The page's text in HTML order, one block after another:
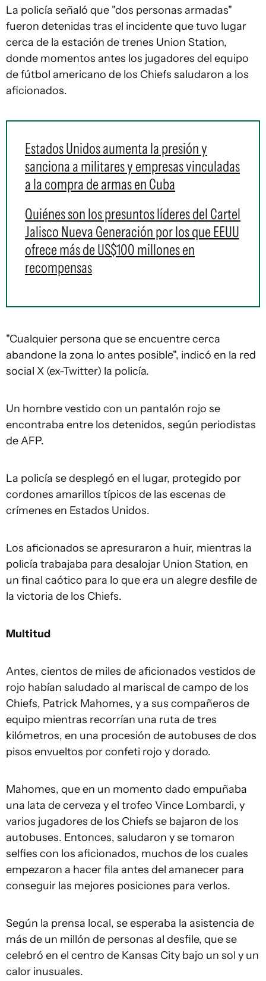
La policía señaló que "dos personas armadas"
fueron detenidas tras el incidente que tuvo lugar
cerca de la estación de trenes Union Station,
donde momentos antes los jugadores del equipo
de fútbol americano de los Chiefs saludaron a los
aficionados.
Estados Unidos aumenta la presión y
sanciona a militares y empresas vinculadas
a la compra de armas en Cuba
Quiénes son los presuntos líderes del Cartel
Jalisco Nueva Generación por los que EEUU
ofrece más de US$100 millones en
recompensas
"Cualquier persona que se encuentre cerca
abandone la zona lo antes posible", indicó en la red
social X (ex-Twitter) la policía.
Un hombre vestido con un pantalón rojo se
encontraba entre los detenidos, según periodistas
de AFP.
La policía se desplegó en el lugar, protegido por
cordones amarillos típicos de las escenas de
crímenes en Estados Unidos.
Los aficionados se apresuraron a huir, mientras la
policía trabajaba para desalojar Union Station, en
un final caótico para lo que era un alegre desfile de
la victoria de los Chiefs.
Multitud
Antes, cientos de miles de aficionados vestidos de
rojo habían saludado al mariscal de campo de los
Chiefs, Patrick Mahomes, y a sus compañeros de
equipo mientras recorrían una ruta de tres
kilómetros, en una procesión de autobuses de dos
pisos envueltos por confeti rojo y dorado.
Mahomes, que en un momento dado empuñaba
una lata de cerveza y el trofeo Vince Lombardi, y
varios jugadores de los Chiefs se bajaron de los
autobuses. Entonces, saludaron y se tomaron
selfies con los aficionados, muchos de los cuales
empezaron a hacer fila antes del amanecer para
conseguir las mejores posiciones para verlos.
Según la prensa local, se esperaba la asistencia de
más de un millón de personas al desfile, que se
celebró en el centro de Kansas City bajo un sol y un
calor inusuales.